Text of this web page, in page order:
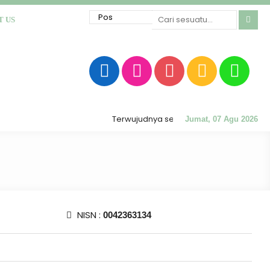
US
Jumat, 07 Agu 2026
Terwujudnya sekolah RATU (Religius,
NISN : 0042363134